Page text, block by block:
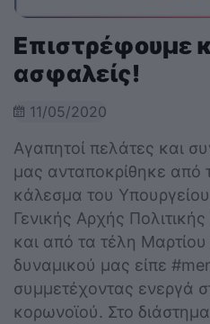
Επιστρέφουμε
ασφαλείς!
11/05/2020
Αγαπητοί πελάτες και
μας ανταποκρίθηκε από
κάλεσμα του
Γενικής Αρχής
και από τα τέλη
δυναμικού μας είπε
συμμετέχοντας ενεργά
κορωνοϊού. Στο